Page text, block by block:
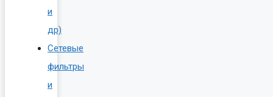
и
др)
Сетевые
фильтры
и